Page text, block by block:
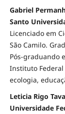
Gabriel
Santo
Licenciado em
São Camilo.
Pós-graduando
Instituto Federal
ecologia,
Leticia Rigo
Universidade